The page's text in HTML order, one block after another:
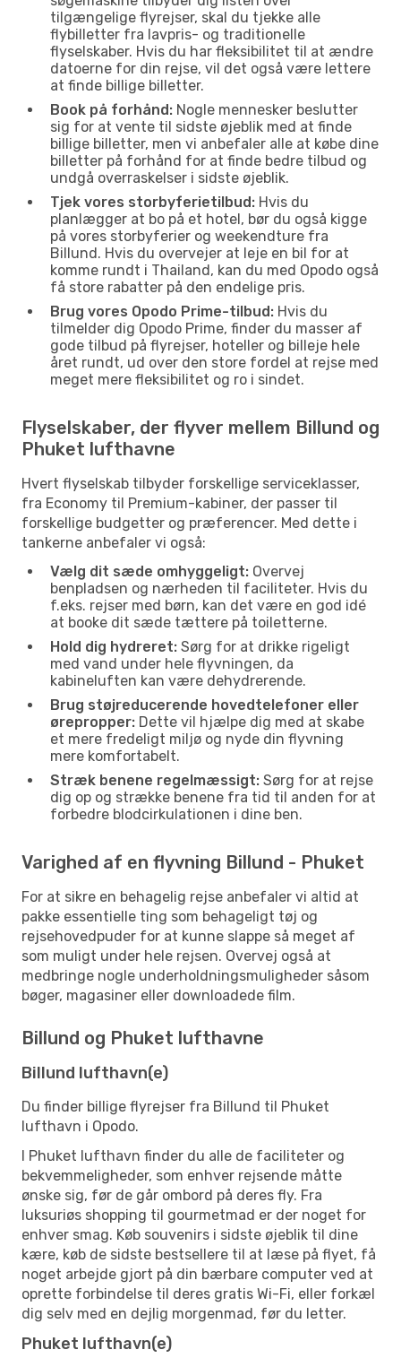
tilgængelige flyrejser, skal du tjekke alle
flybilletter fra lavpris- og traditionelle
flyselskaber. Hvis du har fleksibilitet til at ændre
datoerne for din rejse, vil det også være lettere
at finde billige billetter.
Book på forhånd: Nogle mennesker beslutter
sig for at vente til sidste øjeblik med at finde
billige billetter, men vi anbefaler alle at købe dine
billetter på forhånd for at finde bedre tilbud og
undgå overraskelser i sidste øjeblik.
Tjek vores storbyferietilbud: Hvis du
planlægger at bo på et hotel, bør du også kigge
på vores storbyferier og weekendture fra
Billund. Hvis du overvejer at leje en bil for at
komme rundt i Thailand, kan du med Opodo også
få store rabatter på den endelige pris.
Brug vores Opodo Prime-tilbud: Hvis du
tilmelder dig Opodo Prime, finder du masser af
gode tilbud på flyrejser, hoteller og billeje hele
året rundt, ud over den store fordel at rejse med
meget mere fleksibilitet og ro i sindet.
Flyselskaber, der flyver mellem Billund og
Phuket lufthavne
Hvert flyselskab tilbyder forskellige serviceklasser,
fra Economy til Premium-kabiner, der passer til
forskellige budgetter og præferencer. Med dette i
tankerne anbefaler vi også:
Vælg dit sæde omhyggeligt: Overvej
benpladsen og nærheden til faciliteter. Hvis du
f.eks. rejser med børn, kan det være en god idé
at booke dit sæde tættere på toiletterne.
Hold dig hydreret: Sørg for at drikke rigeligt
med vand under hele flyvningen, da
kabineluften kan være dehydrerende.
Brug støjreducerende hovedtelefoner eller
ørepropper: Dette vil hjælpe dig med at skabe
et mere fredeligt miljø og nyde din flyvning
mere komfortabelt.
Stræk benene regelmæssigt: Sørg for at rejse
dig op og strække benene fra tid til anden for at
forbedre blodcirkulationen i dine ben.
Varighed af en flyvning Billund - Phuket
For at sikre en behagelig rejse anbefaler vi altid at
pakke essentielle ting som behageligt tøj og
rejsehovedpuder for at kunne slappe så meget af
som muligt under hele rejsen. Overvej også at
medbringe nogle underholdningsmuligheder såsom
bøger, magasiner eller downloadede film.
Billund og Phuket lufthavne
Billund lufthavn(e)
Du finder billige flyrejser fra Billund til Phuket
lufthavn i Opodo.
I Phuket lufthavn finder du alle de faciliteter og
bekvemmeligheder, som enhver rejsende måtte
ønske sig, før de går ombord på deres fly. Fra
luksuriøs shopping til gourmetmad er der noget for
enhver smag. Køb souvenirs i sidste øjeblik til dine
kære, køb de sidste bestsellere til at læse på flyet, få
noget arbejde gjort på din bærbare computer ved at
oprette forbindelse til deres gratis Wi-Fi, eller forkæl
dig selv med en dejlig morgenmad, før du letter.
Phuket lufthavn(e)